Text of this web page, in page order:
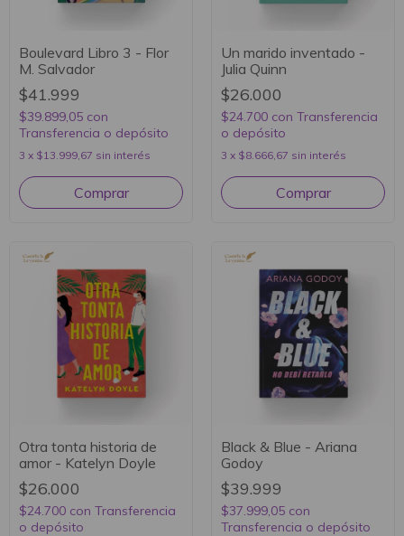
Boulevard Libro 3 - Flor
M. Salvador
$41.999
$39.899,05 con
Transferencia o depósito
3 x $13.999,67 sin interés
Un marido inventado -
Julia Quinn
$26.000
$24.700 con Transferencia
o depósito
3 x $8.666,67 sin interés
Otra tonta historia de
amor - Katelyn Doyle
$26.000
$24.700 con Transferencia
o depósito
Black & Blue - Ariana
Godoy
$39.999
$37.999,05 con
Transferencia o depósito